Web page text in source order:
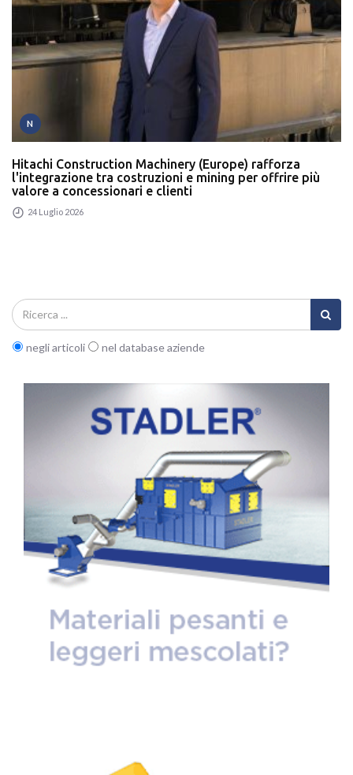
N
Hitachi Construction Machinery (Europe) rafforza
l'integrazione tra costruzioni e mining per offrire più
valore a concessionari e clienti
24 Luglio 2026
negli articoli nel database aziende